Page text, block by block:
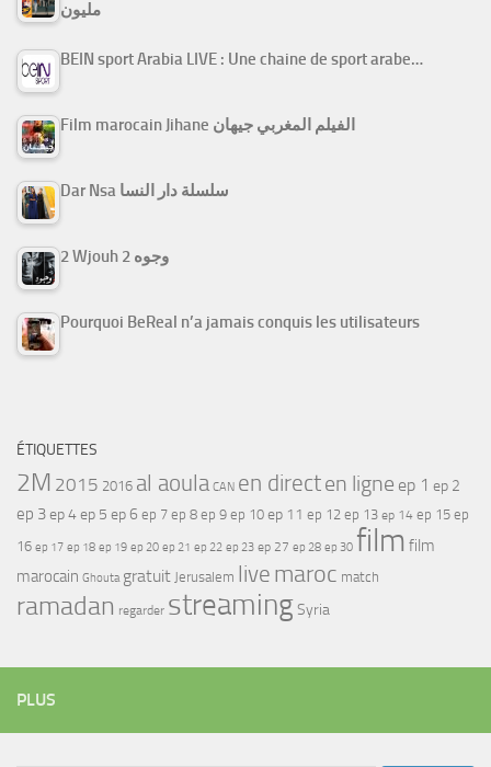
مليون
BEIN sport Arabia LIVE : Une chaine de sport arabe…
Film marocain Jihane الفيلم المغربي جيهان
Dar Nsa سلسلة دار النسا
2 Wjouh 2 وجوه
Pourquoi BeReal n’a jamais conquis les utilisateurs
ÉTIQUETTES
2M 2015 2016 al aoula CAN en directen ligne ep 1 ep 2
ep 3ep 4ep 5 ep 6 ep 7 ep 8 ep 9 ep 10 ep 11 ep 12 ep 13 ep 14 ep 15 ep
16 ep 17 ep 18 ep 19 ep 20 ep 21 ep 22 ep 23 ep 27 ep 28 ep 30 film film
marocain Ghouta gratuit Jerusalem live maroc match
ramadan regarder streamingSyria
PLUS